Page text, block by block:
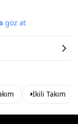
göz at
İkili Takım